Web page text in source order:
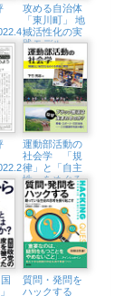
）
攻める自治体
「東川町」 地
域活性化の実
践モデル
・
運動部活動の
社会学 「規
律」と「自主
性」をめぐる
言説と実践
質問・発問を
ハックする